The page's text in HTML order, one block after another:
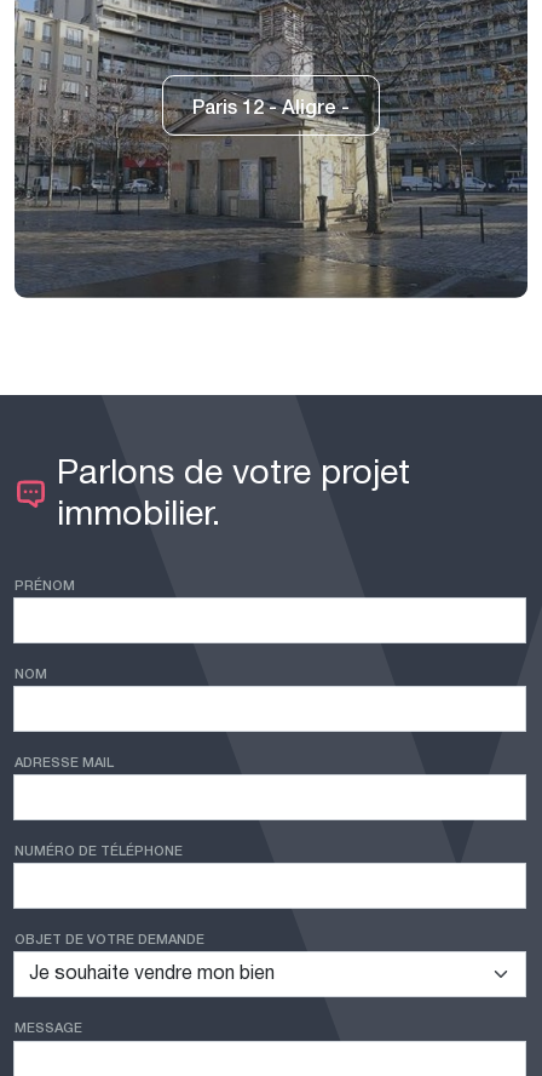
Paris 12 - Aligre -
Parlons de votre projet
immobilier.
PRÉNOM
NOM
ADRESSE MAIL
NUMÉRO DE TÉLÉPHONE
OBJET DE VOTRE DEMANDE
MESSAGE